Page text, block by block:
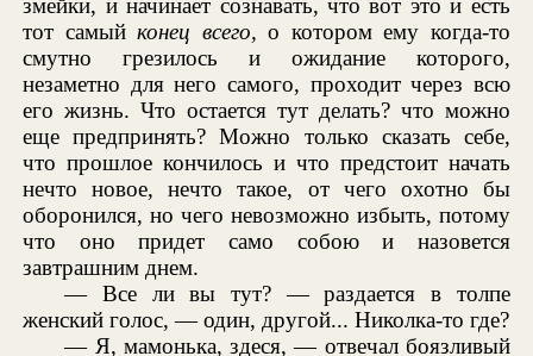
тот самыйконец всего, о котором ему когда-то
смутно грезилось и ожидание которого,
незаметно для него самого, проходит через всю
его жизнь. Что остается тут делать? что можно
еще предпринять? Можно только сказать себе,
что прошлое кончилось и что предстоит начать
нечто новое, нечто такое, от чего охотно бы
оборонился, но чего невозможно избыть, потому
что оно придет само собою и назовется
завтрашним днем.
— Все ли вы тут? — раздается в толпе
женский голос, — один, другой... Николка-то где?
— Я, мамонька, здеся, — отвечал боязливый